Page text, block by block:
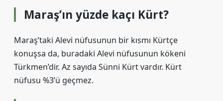
Maraş’ın yüzde kaçı Kürt?
Maraş’taki Alevi nüfusunun bir kısmı Kürtçe
konuşsa da, buradaki Alevi nüfusunun kökeni
Türkmen’dir. Az sayıda Sünni Kürt vardır. Kürt
nüfusu %3’ü geçmez.